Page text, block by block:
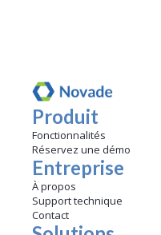
Produit
Fonctionnalités
Réservez une démo
Entreprise
À propos
Support technique
Contact